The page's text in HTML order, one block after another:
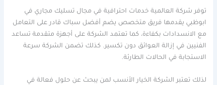
توفر شركة العالمية خدمات احترافية في مجال تسليك مجاري في
ابوظبي يقدمها فريق متخصص يضم أفضل سباك قادر على التعامل
مع الانسدادات بكفاءة، كما تعتمد الشركة على أجهزة متقدمة تساعد
الفنيين في إزالة العوائق دون تكسير. كذلك تضمن الشركة سرعة
الاستجابة في الحالات الطارئة.
لذلك تعتبر الشركة الخيار الأنسب لمن يبحث عن حلول فعالة في